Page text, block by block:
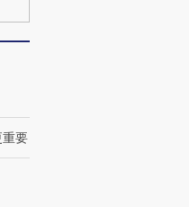
要